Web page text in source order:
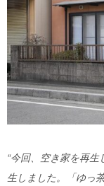
“今回、空き家を再
生しました。「ゆっ